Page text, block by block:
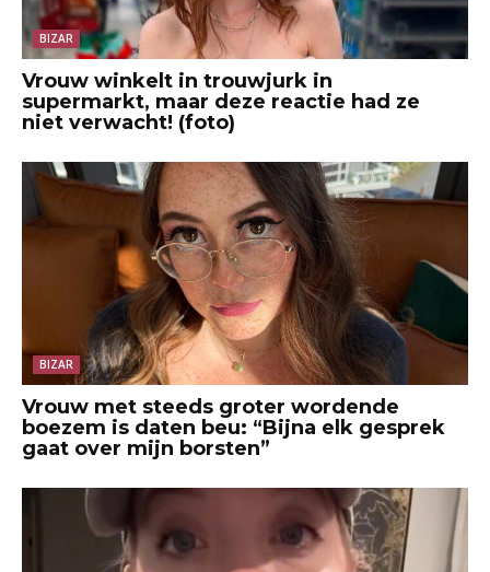
BIZAR
Vrouw winkelt in trouwjurk in
supermarkt, maar deze reactie had ze
niet verwacht! (foto)
BIZAR
Vrouw met steeds groter wordende
boezem is daten beu: “Bijna elk gesprek
gaat over mijn borsten”